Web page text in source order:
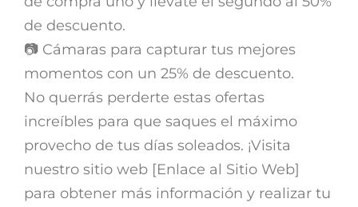
de descuento.
📷 Cámaras para capturar tus mejores
momentos con un 25% de descuento.
No querrás perderte estas ofertas
increíbles para que saques el máximo
provecho de tus días soleados. ¡Visita
nuestro sitio web [Enlace al Sitio Web]
para obtener más información y realizar tu